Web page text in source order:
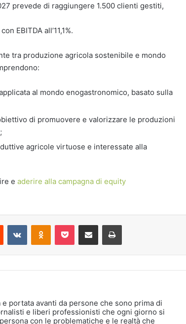
prevede di raggiungere 1.500 clienti gestiti,
EBITDA all’11,1%.
tra produzione agricola sostenibile e mondo
al mondo enogastronomico, basato sulla
di promuovere e valorizzare le produzioni
agricole virtuose e interessate alla
e aderire alla campagna di equity
RedditVKontakteOdnoklassniki
PocketCondividi via Email Stampa
portata avanti da persone che sono prima di
e liberi professionisti che ogni giorno si
con le problematiche e le realtà che